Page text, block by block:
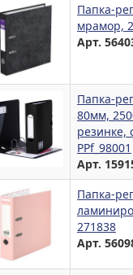
Папка-
мрамор,
Арт.
Папка-
80мм,
резинке,
PPf_98001
Арт.
Папка-
271838
Арт.